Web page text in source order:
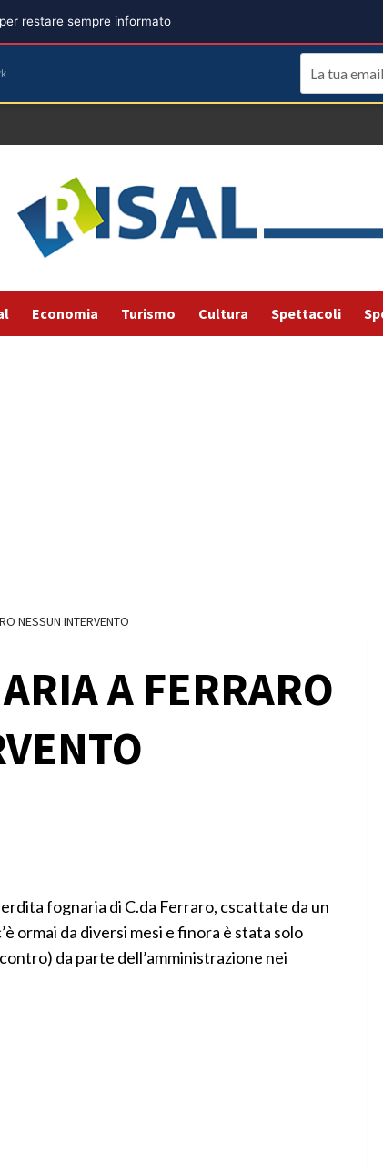
Economia Turismo Cultura Spettacoli
NESSUN INTERVENTO
A FERRARO
fognaria di C.da Ferraro, cscattate da un
ormai da diversi mesi e finora è stata solo
da parte dell’amministrazione nei
restare sempre informato